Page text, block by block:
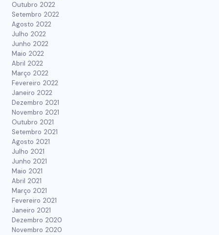
Outubro 2022
Setembro 2022
Agosto 2022
Julho 2022
Junho 2022
Maio 2022
Abril 2022
Março 2022
Fevereiro 2022
Janeiro 2022
Dezembro 2021
Novembro 2021
Outubro 2021
Setembro 2021
Agosto 2021
Julho 2021
Junho 2021
Maio 2021
Abril 2021
Março 2021
Fevereiro 2021
Janeiro 2021
Dezembro 2020
Novembro 2020